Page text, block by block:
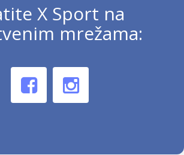
X Sport na
mrežama: